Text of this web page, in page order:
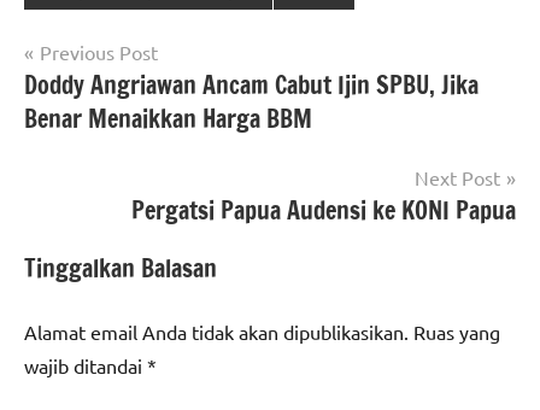
Navigasi
pos
Previous Post
Doddy Angriawan Ancam Cabut Ijin SPBU, Jika
Benar Menaikkan Harga BBM
Next Post
Pergatsi Papua Audensi ke KONI Papua
Tinggalkan Balasan
Alamat email Anda tidak akan dipublikasikan. Ruas yang
wajib ditandai *